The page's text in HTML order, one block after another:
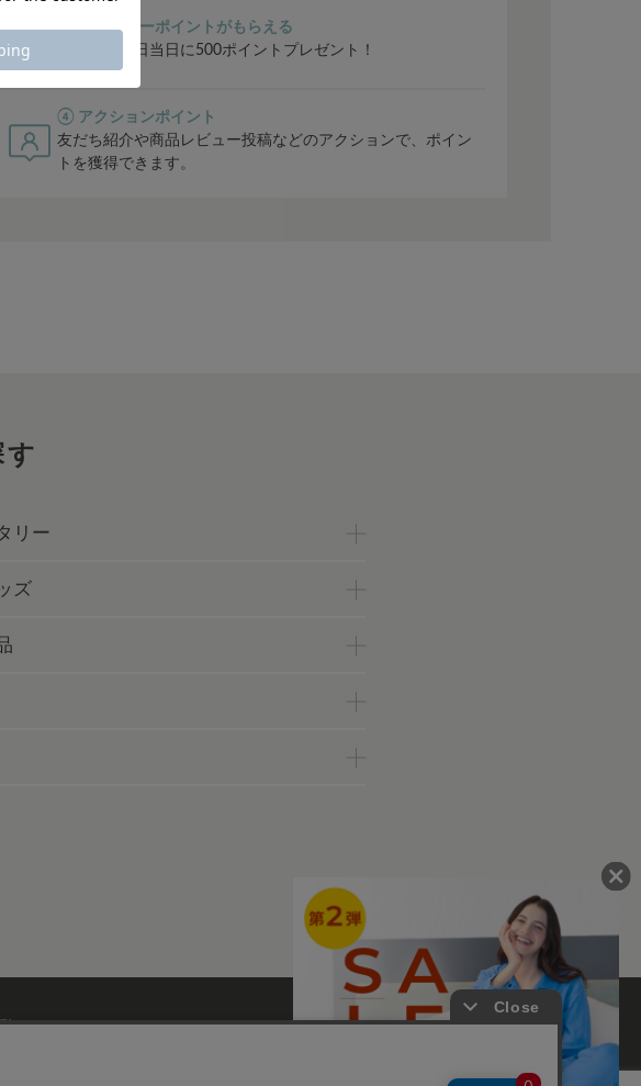
③ バースデーポイントがもらえる
毎年お誕生日当日に500ポイントプレゼント！
④ アクションポイント
友だち紹介や商品レビュー投稿などのアクションで、ポイン
トを獲得できます。
リー
ズ
UCHINOファンコミュニティー